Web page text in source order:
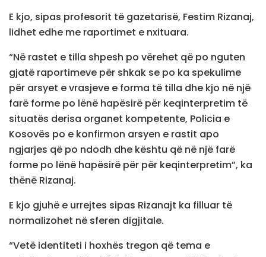
E kjo, sipas profesorit të gazetarisë, Festim Rizanaj,
lidhet edhe me raportimet e nxituara.
“Në rastet e tilla shpesh po vërehet që po nguten
gjatë raportimeve për shkak se po ka spekulime
për arsyet e vrasjeve e forma të tilla dhe kjo në një
farë forme po lënë hapësirë për keqinterpretim të
situatës derisa organet kompetente, Policia e
Kosovës po e konfirmon arsyen e rastit apo
ngjarjes që po ndodh dhe kështu që në një farë
forme po lënë hapësirë për për keqinterpretim”, ka
thënë Rizanaj.
E kjo gjuhë e urrejtes sipas Rizanajt ka filluar të
normalizohet në sferen digjitale.
“Vetë identiteti i hoxhës tregon që tema e